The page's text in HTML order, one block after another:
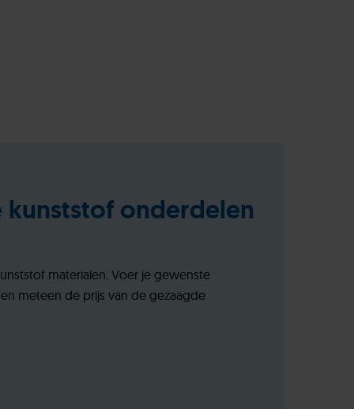
kunststof onderdelen
materialen. Voer je gewenste
meteen de prijs van de gezaagde